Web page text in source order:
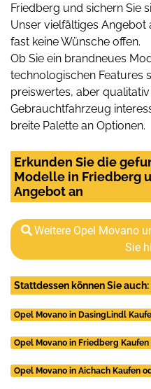
Friedberg und sichern Sie
Unser vielfältiges
fast keine Wünsche offen.
Ob Sie ein brandneues
technologischen Features
preiswertes, aber
Gebrauchtfahrzeug
breite Palette an Optionen.
Erkunden Sie die
Modelle in Friedberg
Angebot an
Weitere Opel Movano
Sie
Stattdessen können Sie auch:
Opel Movano in DasingLindl
Opel Movano in Friedberg
Opel Movano in Aichach Kaufen